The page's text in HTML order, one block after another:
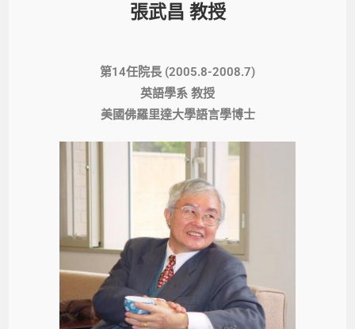
張武昌 教授
第14任院長 (2005.8-2008.7)
英語學系 教授
美國佛羅里達大學語言學博士​